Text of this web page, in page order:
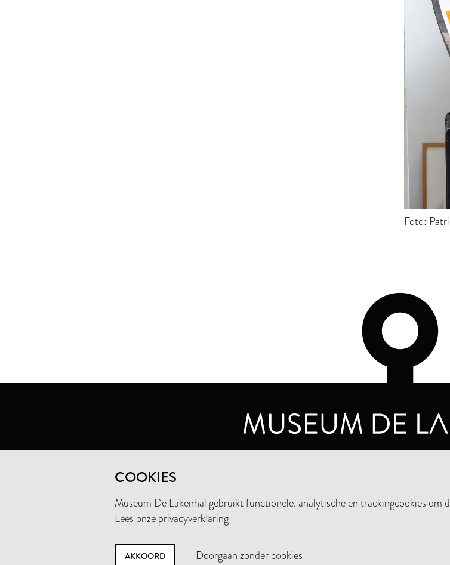
Foto:
COOKIES
Museum De Lakenhal gebruikt functionele, analytische en trackingcookies om
Lees onze privacyverklaring
AKKOORD Doorgaan zonder cookies
MUSEUM DE LAKENHAL
OUDE SINGEL 32
+31 (0)71 5165360